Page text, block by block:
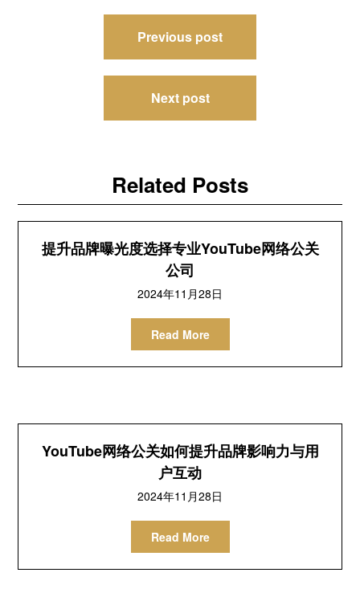
Previous post
Next post
Related Posts
提升品牌曝光度选择专业YouTube网络公关
公司
2024年11月28日
Read More
YouTube网络公关如何提升品牌影响力与用
户互动
2024年11月28日
Read More